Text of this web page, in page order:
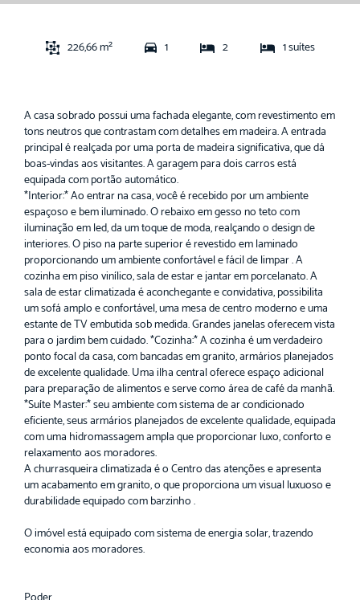
226,66 m² 1 2 1 suítes
A casa sobrado possui uma fachada elegante, com revestimento em
tons neutros que contrastam com detalhes em madeira. A entrada
principal é realçada por uma porta de madeira significativa, que dá
boas-vindas aos visitantes. A garagem para dois carros está
equipada com portão automático.
*Interior:* Ao entrar na casa, você é recebido por um ambiente
espaçoso e bem iluminado. O rebaixo em gesso no teto com
iluminação em led, da um toque de moda, realçando o design de
interiores. O piso na parte superior é revestido em laminado
proporcionando um ambiente confortável e fácil de limpar . A
cozinha em piso vinílico, sala de estar e jantar em porcelanato. A
sala de estar climatizada é aconchegante e convidativa, possibilita
um sofá amplo e confortável, uma mesa de centro moderno e uma
estante de TV embutida sob medida. Grandes janelas oferecem vista
para o jardim bem cuidado. *Cozinha:* A cozinha é um verdadeiro
ponto focal da casa, com bancadas em granito, armários planejados
de excelente qualidade. Uma ilha central oferece espaço adicional
para preparação de alimentos e serve como área de café da manhã.
*Suíte Master:* seu ambiente com sistema de ar condicionado
eficiente, seus armários planejados de excelente qualidade, equipada
com uma hidromassagem ampla que proporcionar luxo, conforto e
relaxamento aos moradores.
A churrasqueira climatizada é o Centro das atenções e apresenta
um acabamento em granito, o que proporciona um visual luxuoso e
durabilidade equipado com barzinho .
O imóvel está equipado com sistema de energia solar, trazendo
economia aos moradores.